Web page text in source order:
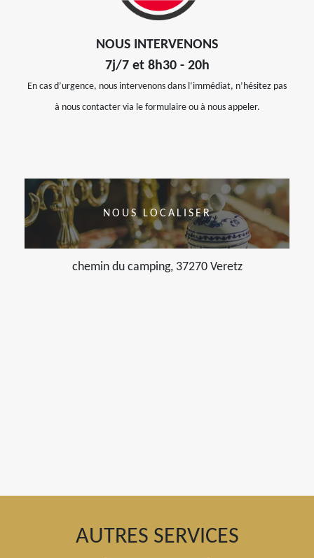
NOUS INTERVENONS
7j/7 et 8h30 - 20h
En cas d’urgence, nous intervenons dans l’immédiat, n’hésitez pas
à nous contacter via le formulaire ou à nous appeler.
NOUS LOCALISER
chemin du camping, 37270 Veretz
AUTRES SERVICES